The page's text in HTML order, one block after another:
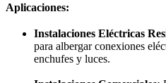
Aplicaciones:
Instalaciones Eléctricas
para albergar conexiones
enchufes y luces.